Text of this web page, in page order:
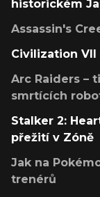
historickém
Assassin's
Civilization
Arc Raiders –
smrtících
Stalker 2:
přežití v Zóně
Jak na
trenérů